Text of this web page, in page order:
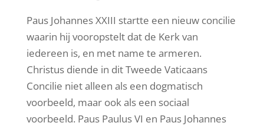
Paus Johannes XXIII startte een nieuw concilie
waarin hij vooropstelt dat de Kerk van
iedereen is, en met name te armeren.
Christus diende in dit Tweede Vaticaans
Concilie niet alleen als een dogmatisch
voorbeeld, maar ook als een sociaal
voorbeeld. Paus Paulus VI en Paus Johannes